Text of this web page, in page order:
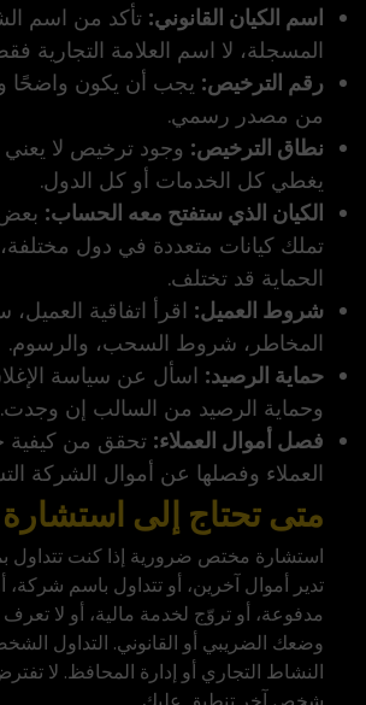
اسم الكيان القانوني: تأكد من اسم
المسجلة، لا اسم العلامة التجارية
رقم الترخيص: يجب أن يكون واضحًا
من مصدر رسمي.
نطاق الترخيص: وجود ترخيص لا يعني
يغطي كل الخدمات أو كل الدول.
الكيان الذي ستفتح معه الحساب:
تملك كيانات متعددة في دول
الحماية قد تختلف.
شروط العميل: اقرأ اتفاقية
المخاطر، شروط السحب، والرسوم.
حماية الرصيد: اسأل عن سياسة
وحماية الرصيد من السالب إن وجدت.
فصل أموال العملاء: تحقق من كيفية
العملاء وفصلها عن أموال الشركة
متى تحتاج إلى
استشارة مختص ضرورية إذا كنت تتداول
تدير أموال آخرين، أو تتداول باسم شركة،
مدفوعة، أو تروّج لخدمة مالية، أو لا تعرف
وضعك الضريبي أو القانوني. التداول
النشاط التجاري أو إدارة المحافظ. لا